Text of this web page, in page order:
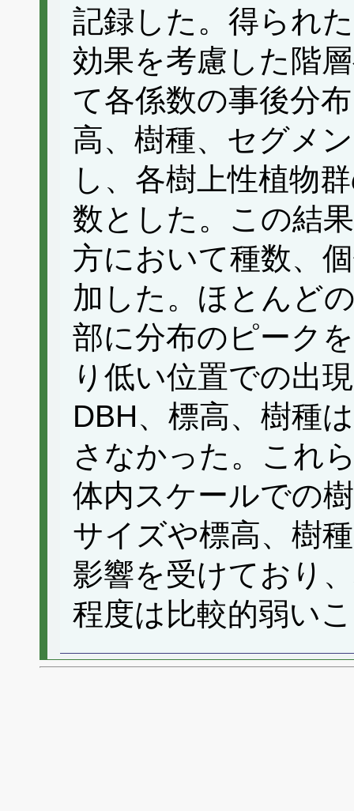
記録した。得られ
効果を考慮した階
て各係数の事後分
高、樹種、セグメ
し、各樹上性植物
数とした。この結
方において種数、
加した。ほとんど
部に分布のピーク
り低い位置での出
DBH、標高、樹種
さなかった。これ
体内スケールでの
サイズや標高、樹
影響を受けており
程度は比較的弱い